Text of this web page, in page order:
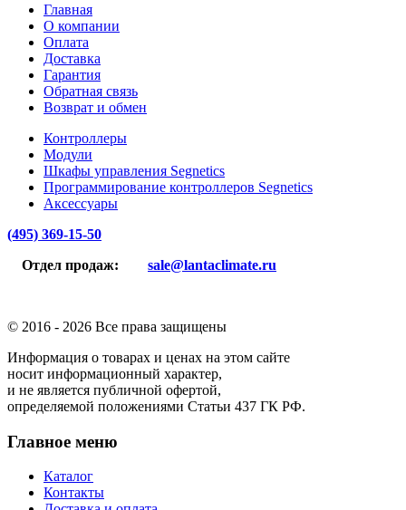
Главная
О компании
Оплата
Доставка
Гарантия
Обратная связь
Возврат и обмен
Контроллеры
Модули
Шкафы управления Segnetics
Программирование контроллеров Segnetics
Аксессуары
(495) 369-15-50
Отдел продаж: sale@lantaclimate.ru
© 2016 - 2026 Все права защищены
Информация о товарах и ценах на этом сайте
носит информационный характер,
и не является публичной офертой,
определяемой положениями Статьи 437 ГК РФ.
Главное меню
Каталог
Контакты